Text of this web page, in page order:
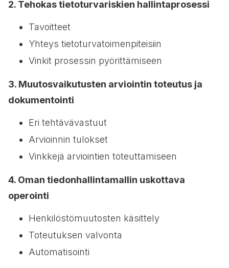
2. Tehokas tietoturvariskien hallintaprosessi
Tavoitteet
Yhteys tietoturvatoimenpiteisiin
Vinkit prosessin pyörittämiseen
3. Muutosvaikutusten arviointin toteutus ja
dokumentointi
Eri tehtävävastuut
Arvioinnin tulokset
Vinkkejä arviointien toteuttamiseen
4. Oman tiedonhallintamallin uskottava
operointi
Henkilöstömuutosten käsittely
Toteutuksen valvonta
Automatisointi